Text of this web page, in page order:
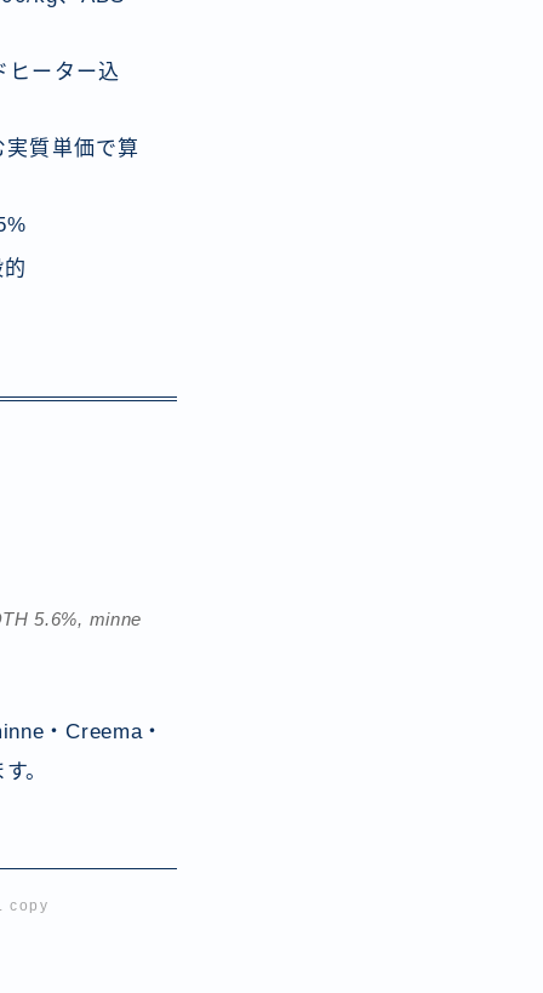
ーター込
質単価で算
5.6%, minne
・Creema・
。
copy